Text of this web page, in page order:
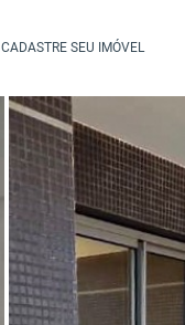
CADASTRE SEU IMÓVEL